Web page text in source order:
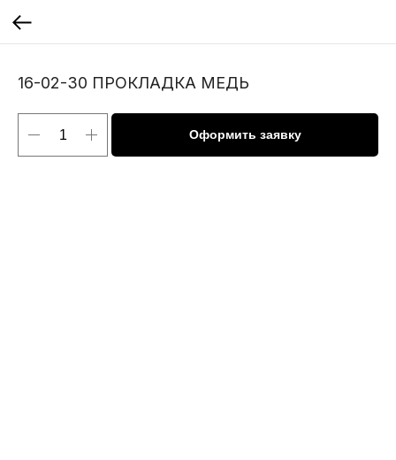
16-02-30 ПРОКЛАДКА МЕДЬ
Оформить заявку